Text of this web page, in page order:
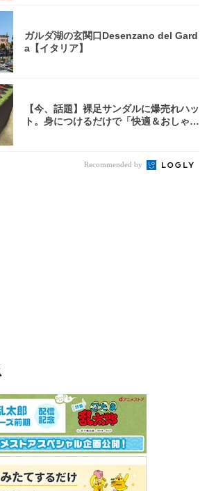
ガルダ湖の玄関口Desenzano del Gard
a【イタリア】
【今、話題】裸足サンダルに爆売れハッ
ト。身につけるだけで「快適＆おしゃ
Recommended by